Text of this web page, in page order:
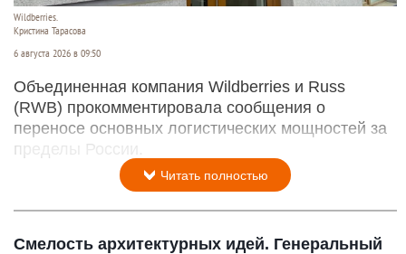
Wildberries.
Кристина Тарасова
6 августа 2026 в 09:50
Объединенная компания Wildberries и Russ
(RWB) прокомментировала сообщения о
переносе основных логистических мощностей за
пределы России.
Читать полностью
Смелость архитектурных идей. Генеральный